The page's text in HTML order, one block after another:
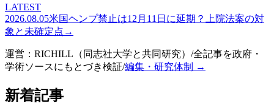
LATEST
2026.08.05米国ヘンプ禁止は12月11日に延期？上院法案の対
象と未確定点 →
運営： RICHILL （同志社大学と共同研究） /全記事を政府・
学術ソースにもとづき検証/編集・研究体制 →
新着記事